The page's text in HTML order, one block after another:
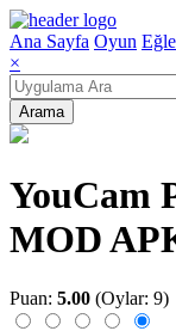
Ana Sayfa Oyun
×
Arama
YouCam
MOD
Puan: 5.00 (Oylar: 9)